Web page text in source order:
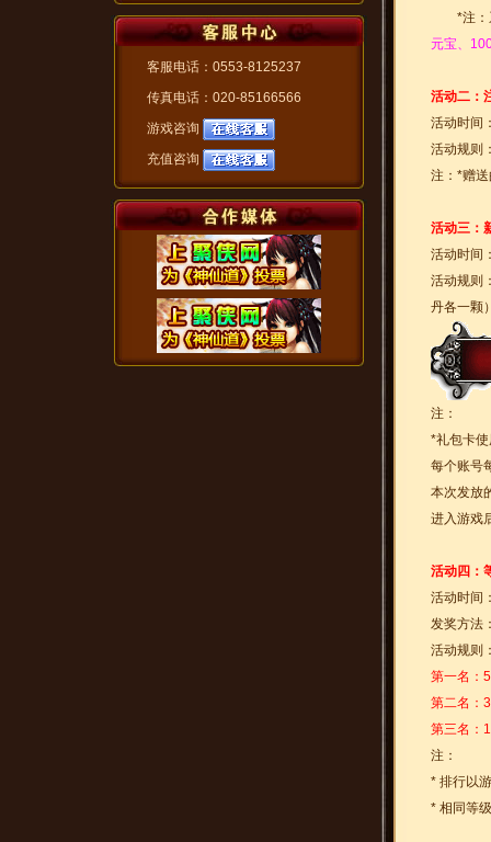
*注：系
元宝、
活动二：
活动时间
活动规则
注：*赠
活动三：
活动时间
活动规则
丹各一颗
注：
*礼包卡
每个账号
本次发放
进入游戏
活动四：
活动时间
发奖方法
活动规则
第一名：
第二名：
第三名：
注：
* 排行以
* 相同等
客服电话：0553-8125237
传真电话：020-85166566
游戏咨询
充值咨询